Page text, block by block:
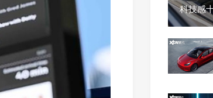
科技感